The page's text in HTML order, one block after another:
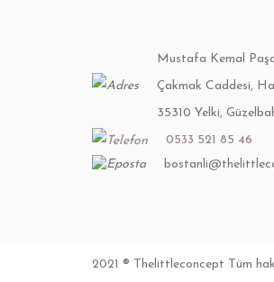
Mustafa Kemal
Çakmak Caddesi,
35310 Yelki,
0533 521 85 46
2021 ® Thelittleconcept Tüm